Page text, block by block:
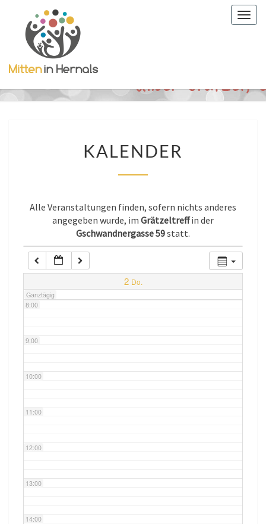
KALENDER
Alle Veranstaltungen finden, sofern nichts anderes
angegeben wurde, im Grätzeltreffin der
Gschwandnergasse 59statt.
2 Do.
Ganztägig
0:00
1:00
2:00
7:00
8:00
9:00
10:00
11:00
12:00
13:00
14:00